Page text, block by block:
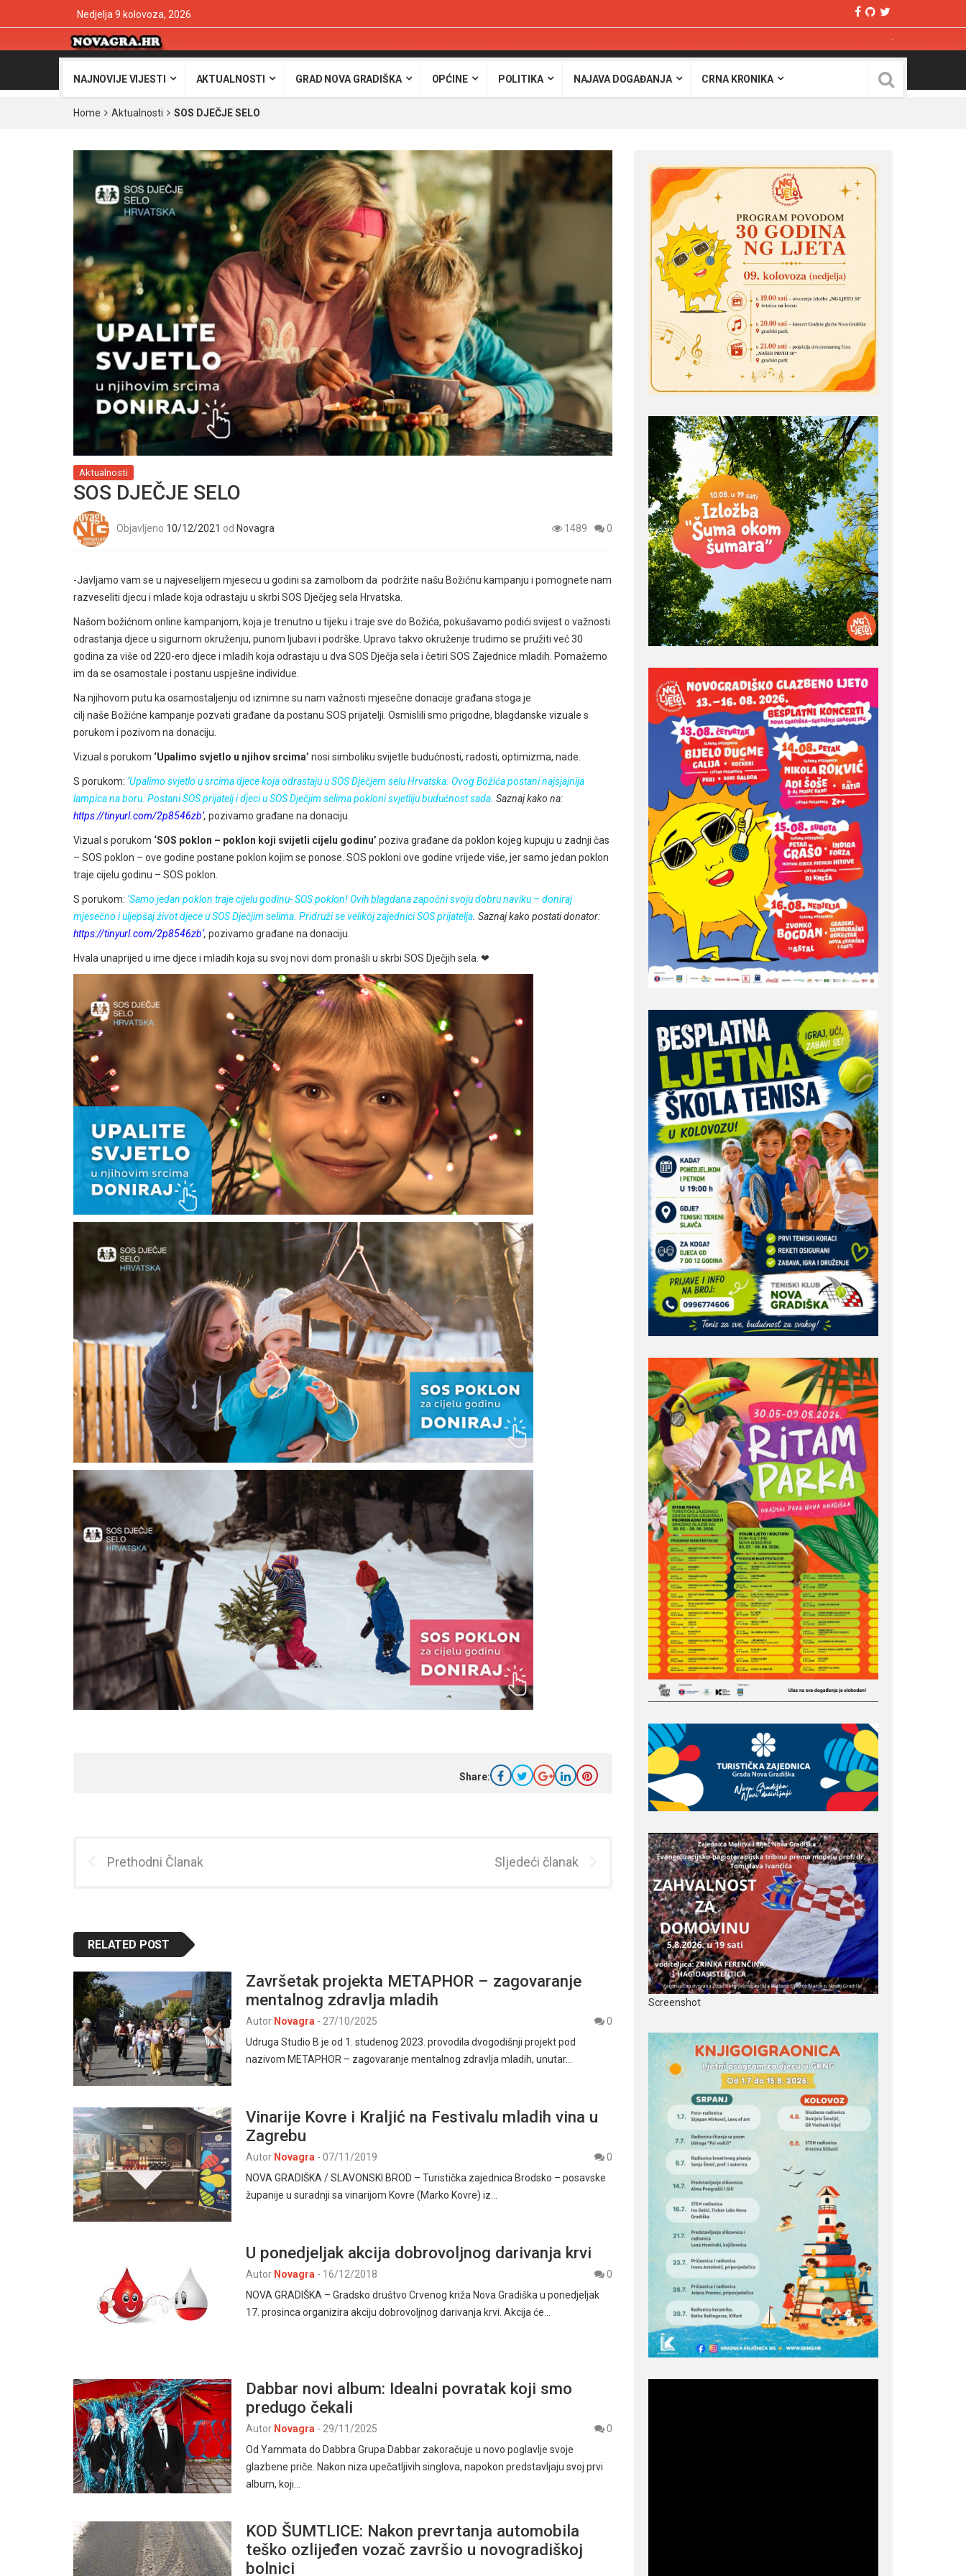
Nedjelja 9 kolovoza, 2026
NAJNOVIJE VIJESTI AKTUALNOSTI GRAD NOVA GRADIŠKA OPĆINE POLITIKA NAJAVA DOGAĐANJA CRNA KRONIKA
Home Aktualnosti SOS DJEČJE SELO
Aktualnosti
SOS DJEČJE SELO
Objavljeno 10/12/2021 od Novagra 1489 0
-Javljamo vam se u najveselijem mjesecu u godini sa zamolbom da podržite našu Božićnu kampanju i pomognete nam
razveseliti djecu i mlade koja odrastaju u skrbi SOS Dječjeg sela Hrvatska.
Našom božićnom online kampanjom, koja je trenutno u tijeku i traje sve do Božića, pokušavamo podići svijest o važnosti
odrastanja djece u sigurnom okruženju, punom ljubavi i podrške. Upravo takvo okruženje trudimo se pružiti već 30
godina za više od 220-ero djece i mladih koja odrastaju u dva SOS Dječja sela i četiri SOS Zajednice mladih. Pomažemo
im da se osamostale i postanu uspješne individue.
Na njihovom putu ka osamostaljenju od iznimne su nam važnosti mjesečne donacije građana stoga je
cilj naše Božićne kampanje pozvati građane da postanu SOS prijatelji. Osmislili smo prigodne, blagdanske vizuale s
porukom i pozivom na donaciju.
Vizual s porukom ‘Upalimo svjetlo u njihov srcima’ nosi simboliku svijetle budućnosti, radosti, optimizma, nade.
S porukom: ‘Upalimo svjetlo u srcima djece koja odrastaju u SOS Dječjem selu Hrvatska. Ovog Božića postani najsjajnija
lampica na boru. Postani SOS prijatelj i djeci u SOS Dječjim selima pokloni svjetliju budućnost sada. Saznaj kako na:
https://tinyurl.com/2p8546zb‘, pozivamo građane na donaciju.
Vizual s porukom ‘SOS poklon – poklon koji svijetli cijelu godinu’ poziva građane da poklon kojeg kupuju u zadnji čas
– SOS poklon – ove godine postane poklon kojim se ponose. SOS pokloni ove godine vrijede više, jer samo jedan poklon
traje cijelu godinu – SOS poklon.
S porukom: ‘Samo jedan poklon traje cijelu godinu- SOS poklon! Ovih blagdana započni svoju dobru naviku – doniraj
mjesečno i uljepšaj život djece u SOS Dječjim selima. Pridruži se velikoj zajednici SOS prijatelja. Saznaj kako postati donator:
https://tinyurl.com/2p8546zb‘, pozivamo građane na donaciju.
Hvala unaprijed u ime djece i mladih koja su svoj novi dom pronašli u skrbi SOS Dječjih sela. ❤
Share:
Prethodni Članak Sljedeći članak
RELATED POST
Završetak projekta METAPHOR – zagovaranje
mentalnog zdravlja mladih
Autor Novagra - 27/10/2025
0
Udruga Studio B je od 1. studenog 2023. provodila dvogodišnji projekt pod
nazivom METAPHOR – zagovaranje mentalnog zdravlja mladih, unutar…
Vinarije Kovre i Kraljić na Festivalu mladih vina u
Zagrebu
Autor Novagra - 07/11/2019
0
NOVA GRADIŠKA / SLAVONSKI BROD – Turistička zajednica Brodsko – posavske
županije u suradnji sa vinarijom Kovre (Marko Kovre) iz…
U ponedjeljak akcija dobrovoljnog darivanja krvi
Autor Novagra - 16/12/2018
0
NOVA GRADIŠKA – Gradsko društvo Crvenog križa Nova Gradiška u ponedjeljak
17. prosinca organizira akciju dobrovoljnog darivanja krvi. Akcija će…
Dabbar novi album: Idealni povratak koji smo
predugo čekali
Autor Novagra - 29/11/2025
0
Od Yammata do Dabbra Grupa Dabbar zakoračuje u novo poglavlje svoje
glazbene priče. Nakon niza upečatljivih singlova, napokon predstavljaju svoj prvi
album, koji…
KOD ŠUMTLICE: Nakon prevrtanja automobila
teško ozlijeđen vozač završio u novogradiškoj
bolnici
Screenshot